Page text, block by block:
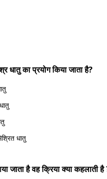
धातु का प्रयोग किया जाता है?
धातु
जाता है वह क्रिया क्या कहलाती है